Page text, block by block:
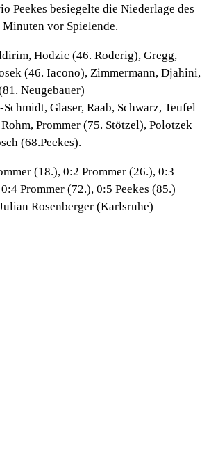
Peekes besiegelte die Niederlage des
vor Spielende.
Hodzic (46. Roderig), Gregg,
(46. Iacono), Zimmermann, Djahini,
Neugebauer)
Glaser, Raab, Schwarz, Teufel
Prommer (75. Stötzel), Polotzek
(68.Peekes).
(18.), 0:2 Prommer (26.), 0:3
Prommer (72.), 0:5 Peekes (85.)
Rosenberger (Karlsruhe) –